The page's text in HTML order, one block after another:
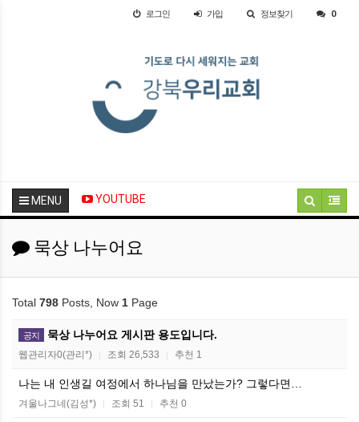
로그인 가입 정보찾기 0
MENU YOUTUBE
묵상 나누어요
Total 798 Posts, Now 1 Page
공지 묵상 나누어요 게시판 용도입니다.
웹관리자0(관리*) | 조회 26,533 | 추천 1
나는 내 인생길 여정에서 하나님을 만났는가? 그렇다면…
겨울나그네(김성*) | 조회 51 | 추천 0